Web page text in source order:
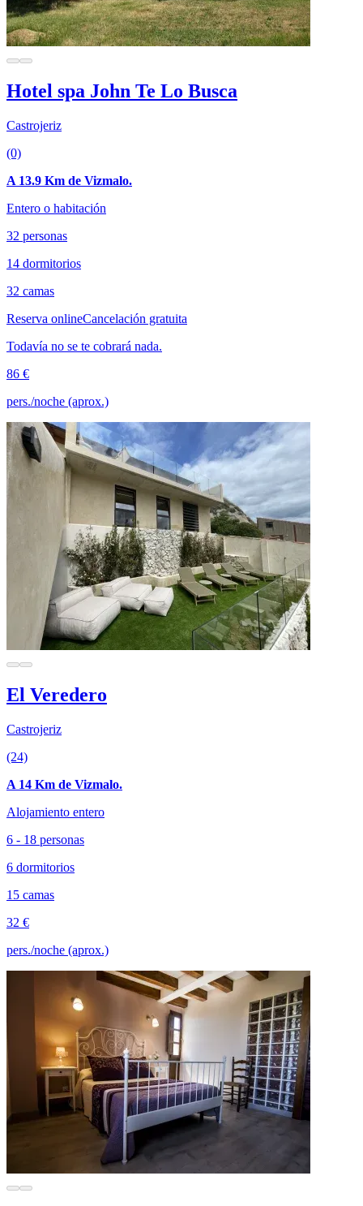
Hotel spa John Te Lo Busca
Castrojeriz
(0)
A 13.9 Km de Vizmalo.
Entero o habitación
32 personas
14 dormitorios
32 camas
Reserva onlineCancelación gratuita
Todavía no se te cobrará nada.
86 €
pers./noche (aprox.)
El Veredero
Castrojeriz
(24)
A 14 Km de Vizmalo.
Alojamiento entero
6 - 18 personas
6 dormitorios
15 camas
32 €
pers./noche (aprox.)